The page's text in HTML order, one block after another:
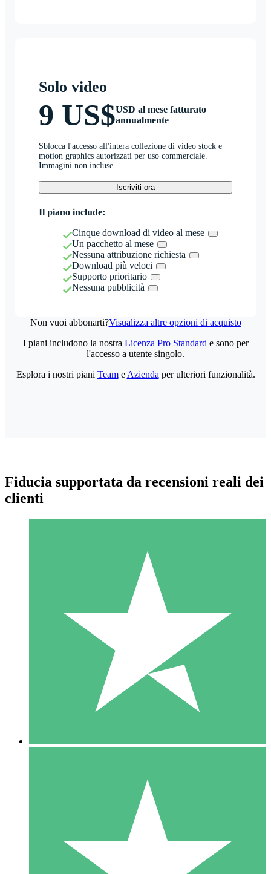
Solo video
9 US$USD al mese fatturato
annualmente
Sblocca l'accesso all'intera collezione di video stock e
motion graphics autorizzati per uso commerciale.
Immagini non incluse.
Iscriviti ora
Il piano include:
Cinque download di video al mese
Un pacchetto al mese
Nessuna attribuzione richiesta
Download più veloci
Supporto prioritario
Nessuna pubblicità
Non vuoi abbonarti?Visualizza altre opzioni di acquisto
Pacchetti di Crediti Individuali
Paga a consumo con crediti di download. Nessun impegno
1 Download
10
US$1500
10 Download
20
I piani includono la nostra Licenza Pro Standard e sono per
l'accesso a utente singolo.
Esplora i nostri piani Teame Azienda per ulteriori funzionalità.
Fiducia supportata da recensioni reali dei
clienti